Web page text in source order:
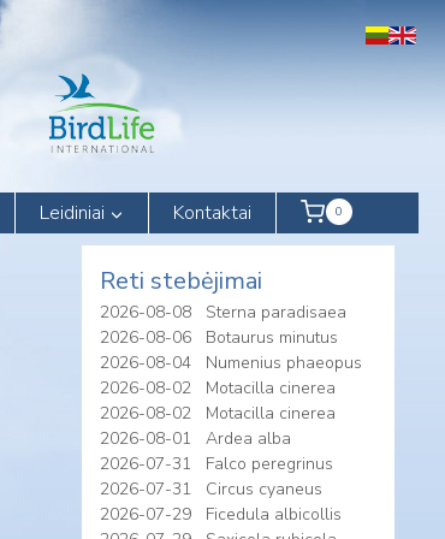
Leidiniai Kontaktai 0
Reti stebėjimai
2026-08-08
Sterna paradisaea
2026-08-06
Botaurus minutus
2026-08-04
Numenius phaeopus
2026-08-02
Motacilla cinerea
2026-08-02
Motacilla cinerea
2026-08-01
Ardea alba
2026-07-31
Falco peregrinus
2026-07-31
Circus cyaneus
2026-07-29
Ficedula albicollis